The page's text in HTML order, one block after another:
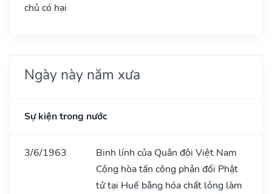
chủ có hại
Ngày này năm xưa
Sự kiện trong nước
3/6/1963
Binh lính của Quân đội Việt Nam
Cộng hòa tấn công phản đối Phật
tử tại Huế bằng hóa chất lỏng làm